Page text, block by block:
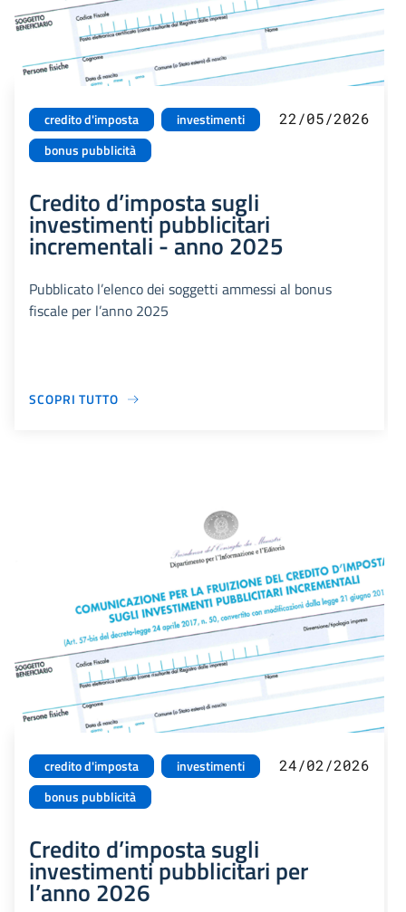
credito d'imposta
investimenti
bonus pubblicità
22/05/2026
Credito d’imposta sugli
investimenti pubblicitari
incrementali - anno 2025
Pubblicato l’elenco dei soggetti ammessi al bonus
fiscale per l’anno 2025
SCOPRI TUTTO
credito d'imposta
investimenti
bonus pubblicità
24/02/2026
Credito d’imposta sugli
investimenti pubblicitari per
l’anno 2026